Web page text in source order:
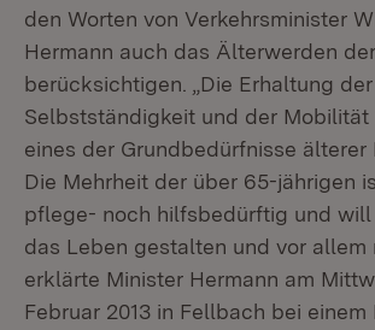
den Worten von Verkehrsminister
Hermann auch das Älterwerden
berücksichtigen. „Die Erhaltung der
Selbstständigkeit und der
eines der Grundbedürfnisse älterer
Die Mehrheit der über 65-jährigen
pflege- noch hilfsbedürftig und
das Leben gestalten und vor allem
erklärte Minister Hermann am
Februar 2013 in Fellbach bei einem